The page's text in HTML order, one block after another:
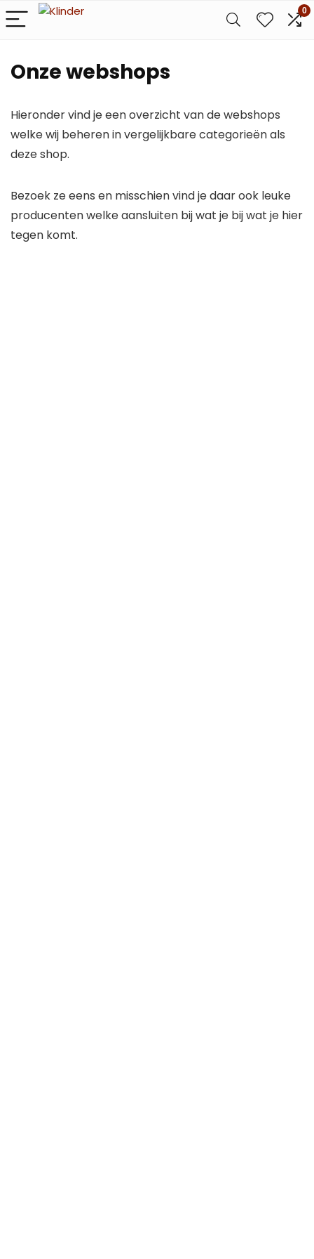
0
Onze webshops
Hieronder vind je een overzicht van de webshops
welke wij beheren in vergelijkbare categorieën als
deze shop.
Bezoek ze eens en misschien vind je daar ook leuke
producenten welke aansluiten bij wat je bij wat je hier
tegen komt.